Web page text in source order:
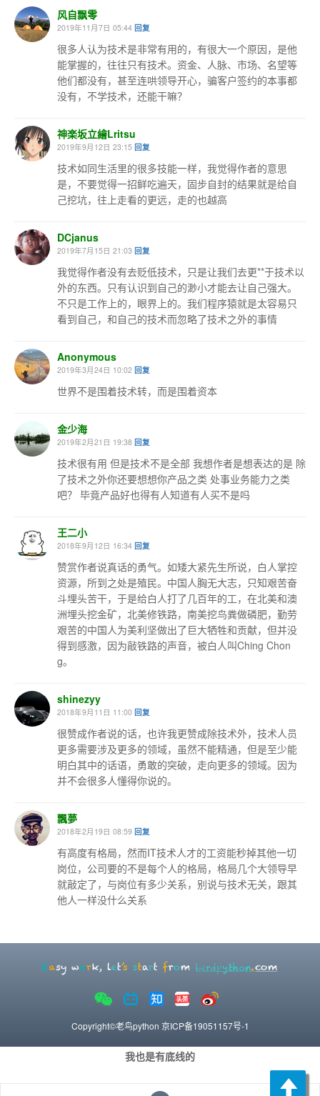
风自飘零
2019年11月7日 05:44 回复
很多人认为技术是非常有用的，有很大一个原因，是他
能掌握的，往往只有技术。资金、人脉、市场、名望等
他们都没有，甚至连哄领导开心，骗客户签约的本事都
没有，不学技术，还能干嘛？
神楽坂立繪Lritsu
2019年9月12日 23:15 回复
技术如同生活里的很多技能一样，我觉得作者的意思
是，不要觉得一招鲜吃遍天，固步自封的结果就是给自
己挖坑，往上走看的更远，走的也越高
DCjanus
2019年7月15日 21:03 回复
我觉得作者没有去贬低技术，只是让我们去更**于技术以
外的东西。只有认识到自己的渺小才能去让自己强大。
不只是工作上的，眼界上的。我们程序猿就是太容易只
看到自己，和自己的技术而忽略了技术之外的事情
Anonymous
2019年3月24日 10:02 回复
世界不是围着技术转，而是围着资本
金少海
2019年2月21日 19:38 回复
技术很有用 但是技术不是全部 我想作者是想表达的是 除
了技术之外你还要想想你产品之类 处事业务能力之类
吧？ 毕竟产品好也得有人知道有人买不是吗
王二小
2018年9月12日 16:34 回复
赞赏作者说真话的勇气。如矮大紧先生所说，白人掌控
资源，所到之处是殖民。中国人胸无大志，只知艰苦奋
斗埋头苦干，于是给白人打了几百年的工，在北美和澳
洲埋头挖金矿，北美修铁路，南美挖鸟粪做磷肥，勤劳
艰苦的中国人为美利坚做出了巨大牺牲和贡献，但并没
得到感激，因为敲铁路的声音，被白人叫Ching Chon
g。
shinezyy
2018年9月11日 11:00 回复
很赞成作者说的话，也许我更赞成除技术外，技术人员
更多需要涉及更多的领域，虽然不能精通，但是至少能
明白其中的话语，勇敢的突破，走向更多的领域。因为
并不会很多人懂得你说的。
飄夢
2018年2月19日 08:59 回复
有高度有格局，然而IT技术人才的工资能秒掉其他一切
岗位，公司要的不是每个人的格局，格局几个大领导早
就敲定了，与岗位有多少关系，别说与技术无关，跟其
他人一样没什么关系
Copyright©老鸟python 京ICP备19051157号-1
我也是有底线的